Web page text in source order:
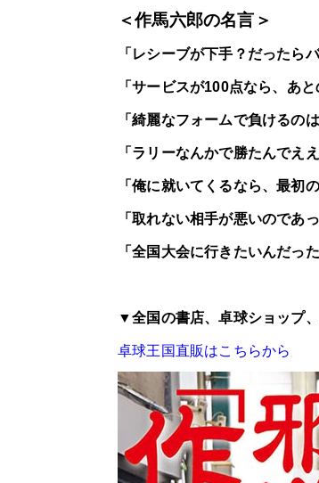
＜作馬六郎の名言＞
「レシーブが下手？だったら
「サービスが100点なら、あ
「綺麗なフォームで負けるの
「ラリーなんかで勝たんでえ
「俺に就いてくるなら、最初
「取れない相手が悪いのであ
「全国大会に行きたいんだっ
▼全国の書店、卓球ショップ
卓球王国直販はこちらから